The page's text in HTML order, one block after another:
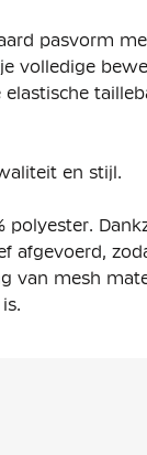
pasvorm
volledige
en stijl.
polyester.
afgevoerd,
van mesh